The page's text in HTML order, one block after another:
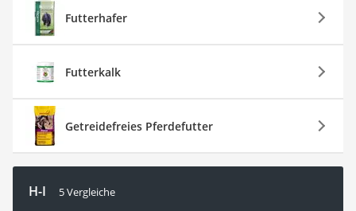
Futterhafer
Futterkalk
Getreidefreies Pferdefutter
H-I 5 Vergleiche